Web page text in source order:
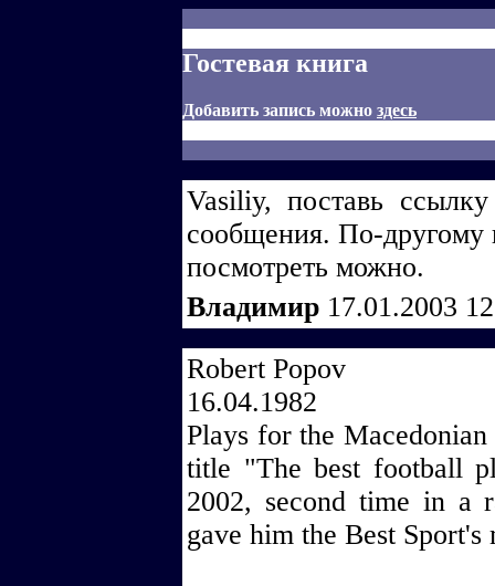
Гостевая книга
Добавить запись можно здесь
Vasiliy, поставь
сообщения. По-другому
посмотреть можно.
Владимир 17.01.2003
Robert Popov
16.04.1982
Plays for the
title "The best football
2002, second time in a
gave him the Best